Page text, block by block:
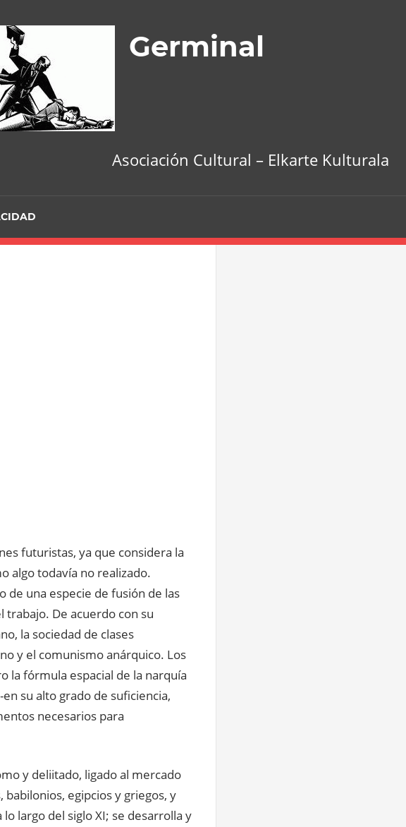
Germinal
Asociación Cultural – Elkarte Kulturala
futuristas, ya que considera la
algo todavía no realizado.
de una especie de fusión de las
De acuerdo con su
la sociedad de clases
y el comunismo anárquico. Los
la fórmula espacial de la narquía
su alto grado de suficiencia,
necesarios para
y deliitado, ligado al mercado
egipcios y griegos, y
largo del siglo XI; se desarrolla y